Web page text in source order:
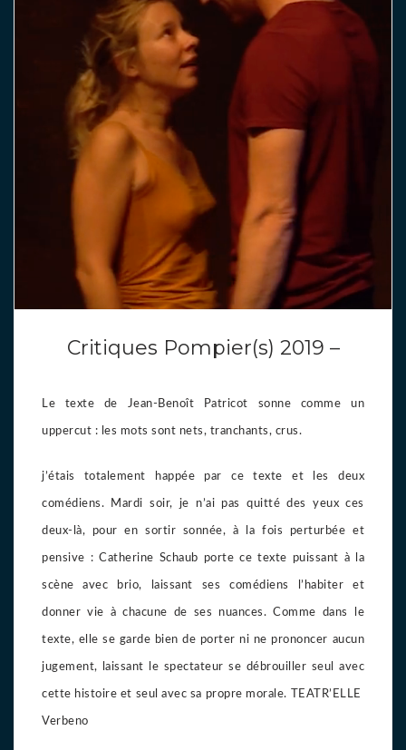
Critiques Pompier(s) 2019 –
Le texte de Jean-Benoît Patricot sonne comme un
uppercut : les mots sont nets, tranchants, crus.
j’étais totalement happée par ce texte et les deux
comédiens. Mardi soir, je n’ai pas quitté des yeux ces
deux-là, pour en sortir sonnée, à la fois perturbée et
pensive : Catherine Schaub porte ce texte puissant à la
scène avec brio, laissant ses comédiens l’habiter et
donner vie à chacune de ses nuances. Comme dans le
texte, elle se garde bien de porter ni ne prononcer aucun
jugement, laissant le spectateur se débrouiller seul avec
cette histoire et seul avec sa propre morale. TEATR’ELLE
Verbeno